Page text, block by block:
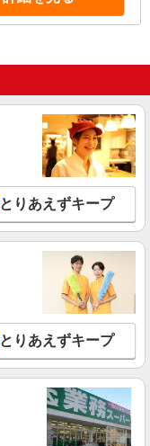
とりあえずキープ
とりあえずキープ